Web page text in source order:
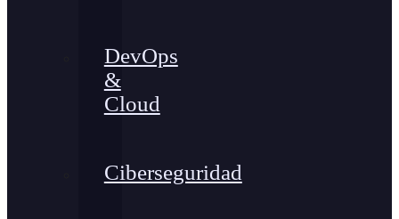
DevOps
&
Cloud
Ciberseguridad